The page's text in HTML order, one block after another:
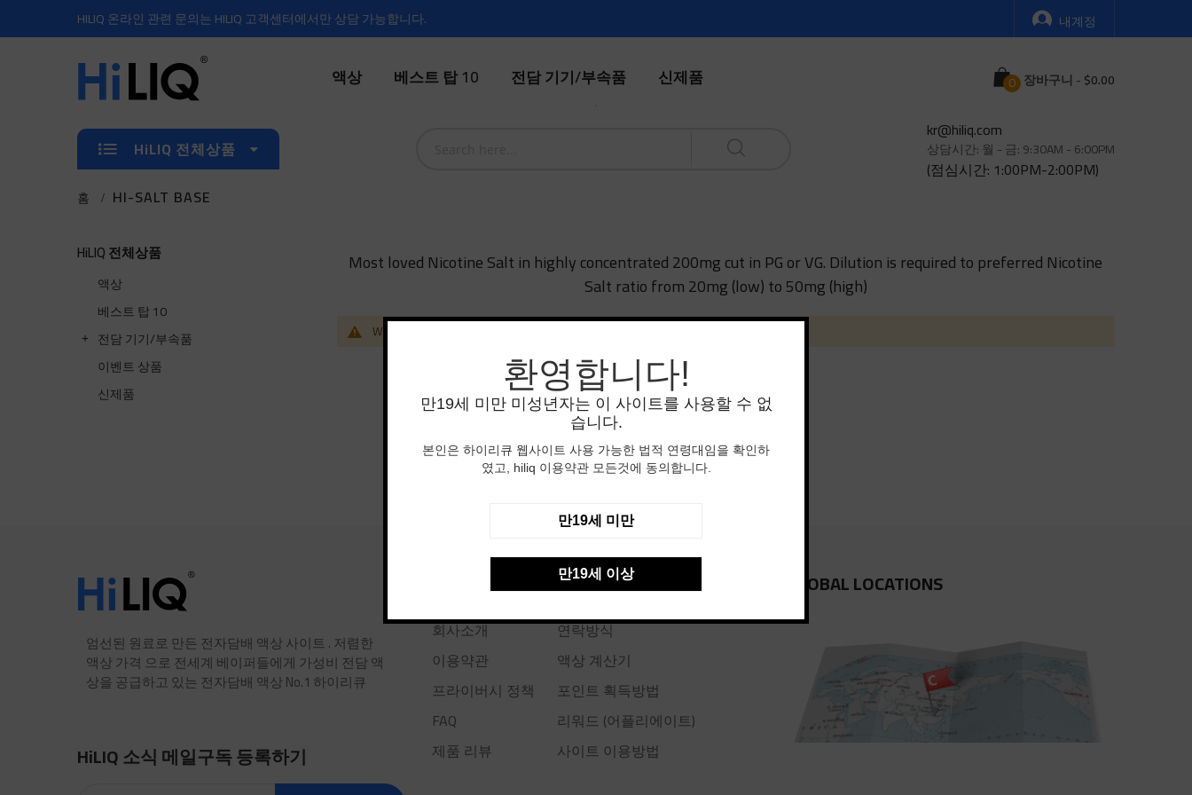
HILIQ 온라인 관련 문의는 HILIQ 고객센터에서만 상담 가능합니다. 내계정
액상 베스트 탑 10 전담 기기/부속품 신제품 장바구니 -Cart
HiLIQ 전체상품
kr@hiliq.com
상담시간: 월 - 금: 9:30AM - 6:00PM
(점심시간: 1:00PM-2:00PM)
홈 HI-SALT BASE
Most loved Nicotine Salt in highly concentrated 200mg cut in PG or VG. Dilution is required to preferred Nicotine
Salt ratio from 20mg (low) to 50mg (high)
We can't find products matching the selection.
HiLIQ 전체상품
액상
베스트 탑 10
전담 기기/부속품
이벤트 상품
신제품
엄선된 원료로 만든 전자담배 액상 사이트 . 저렴한
액상 가격 으로 전세계 베이퍼들에게 가성비 전담 액
상을 공급하고 있는 전자담배 액상 No.1 하이리큐
HiLIQ 소식 메일구독 등록하기
USEFUL LINKS
회사소개
이용약관
프라이버시 정책
FAQ
제품 리뷰
연락방식
액상 계산기
포인트 획득방법
리워드 (어플리에이트)
사이트 이용방법
GLOBAL LOCATIONS
환영합니다!
만19세 미만 미성년자는 이 사이트를 사용할 수 없
습니다.
본인은 하이리큐 웹사이트 사용 가능한 법적 연령대임을 확인하
였고, hiliq 이용약관 모든것에 동의합니다.
만19세 미만
만19세 이상